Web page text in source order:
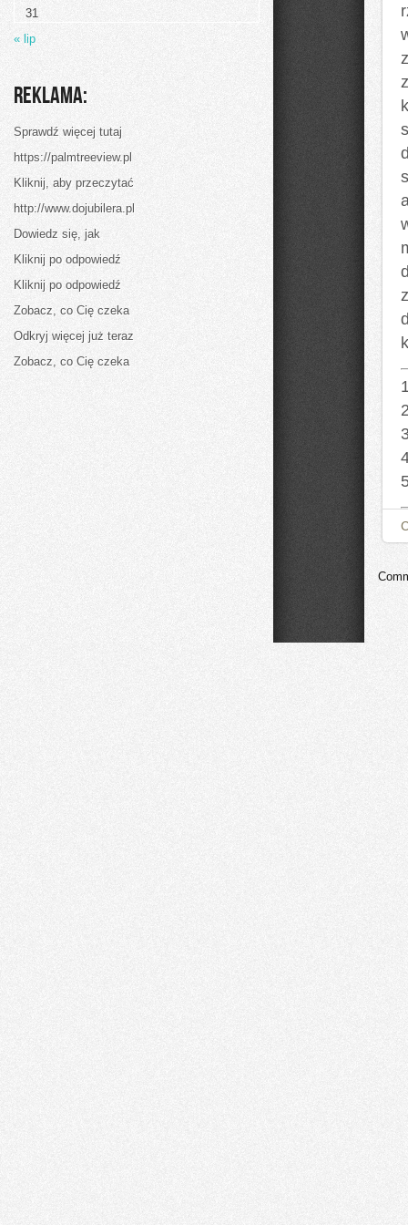
najbardziej
31
« lip
Reklama:
Sprawdź więcej tutaj
https://palmtreeview.pl
Kliknij, aby przeczytać
http://www.dojubilera.pl
Dowiedz się, jak
Kliknij po odpowiedź
Kliknij po odpowiedź
Zobacz, co Cię czeka
Odkryj więcej już teraz
Zobacz, co Cię czeka